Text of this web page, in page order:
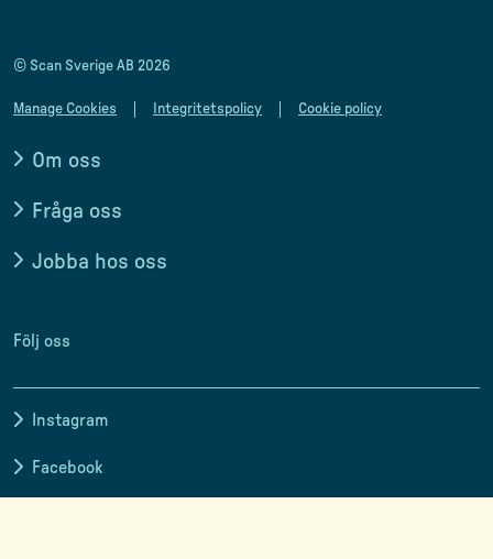
© Scan Sverige AB 2026
Manage Cookies Integritetspolicy Cookie policy
Om oss
Fråga oss
Jobba hos oss
Följ oss
Instagram
Facebook